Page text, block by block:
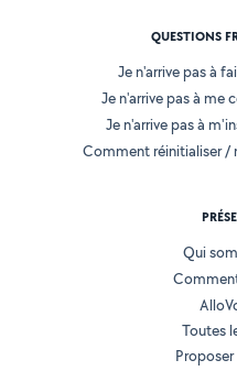
QUESTIONS
Je n'arrive pas à
Je n'arrive pas à me
Je n'arrive pas à
Comment réinitialiser /
Qui
Toutes